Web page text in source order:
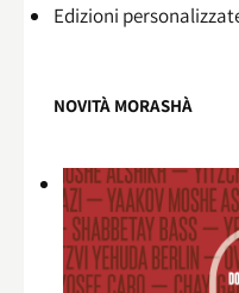
Edizioni
NOVITÀ MORASHÀ